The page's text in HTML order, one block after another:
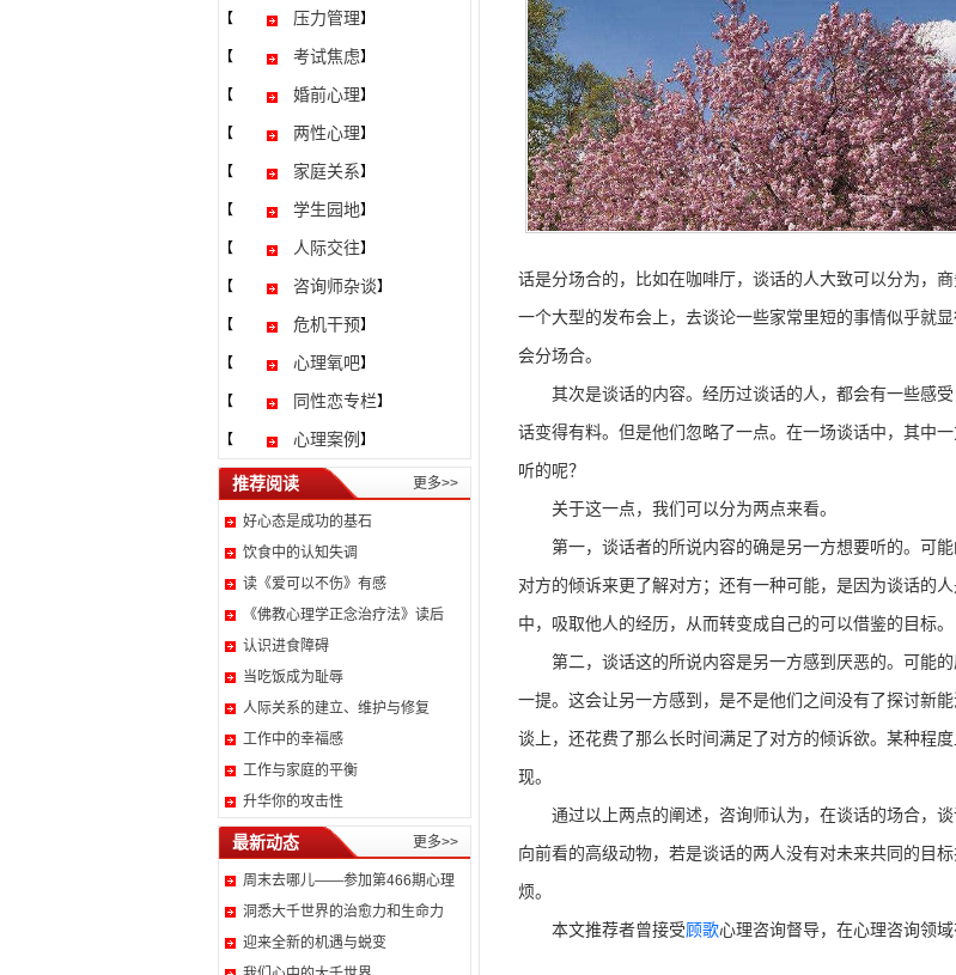
【 压力管理】
【 考试焦虑】
【 婚前心理】
【 两性心理】
【 家庭关系】
【 学生园地】
【 人际交往】
【 咨询师杂谈】
【 危机干预】
【 心理氧吧】
【 同性恋专栏】
【 心理案例 】
更多>>
推荐阅读
好心态是成功的基石
饮食中的认知失调
读《爱可以不伤》有感
《佛教心理学正念治疗法》读后
认识进食障碍
当吃饭成为耻辱
人际关系的建立、维护与修复
工作中的幸福感
工作与家庭的平衡
升华你的攻击性
更多>>
最新动态
周末去哪儿——参加第466期心理
洞悉大千世界的治愈力和生命力
迎来全新的机遇与蜕变
话是分场合的，比如在咖啡厅，谈话的人大致可以分为，
一个大型的发布会上，去谈论一些家常里短的事情似乎就
会分场合。
其次是谈话的内容。经历过谈话的人，都会有一些感受
话变得有料。但是他们忽略了一点。在一场谈话中，其中
听的呢？
关于这一点，我们可以分为两点来看。
第一，谈话者的所说内容的确是另一方想要听的。可能
对方的倾诉来更了解对方；还有一种可能，是因为谈话的
中，吸取他人的经历，从而转变成自己的可以借鉴的目标。
第二，谈话这的所说内容是另一方感到厌恶的。可能的
一提。这会让另一方感到，是不是他们之间没有了探讨新
谈上，还花费了那么长时间满足了对方的倾诉欲。某种程
现。
通过以上两点的阐述，咨询师认为，在谈话的场合，谈
向前看的高级动物，若是谈话的两人没有对未来共同的目
烦。
本文推荐者曾接受顾歌心理咨询督导，在心理咨询领